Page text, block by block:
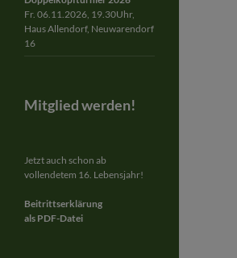
Fr. 06.11.2026, 19.30Uhr,
Haus Allendorf, Neuwarendorf
16
Mitglied werden!
Jetzt auch schon ab
vollendetem 16. Lebensjahr!
Beitrittserklärung
als PDF-Datei